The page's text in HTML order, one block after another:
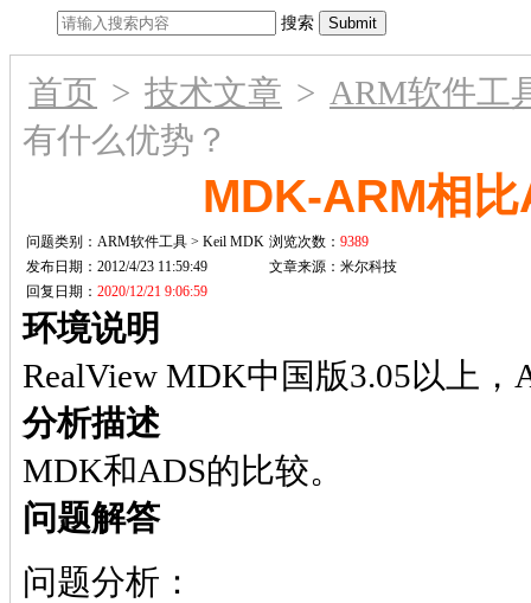
搜索
首页 > 技术文章 > ARM软件工
有什么优势？
MDK-ARM相
问题类别：ARM软件工具 > Keil MDK 浏览次数： 9389
发布日期：2012/4/23 11:59:49
文章来源： 米尔科技
回复日期： 2020/12/21 9:06:59
环境说明
RealView MDK中国版3.05以上，
分析描述
MDK和ADS的比较。
问题解答
问题分析：